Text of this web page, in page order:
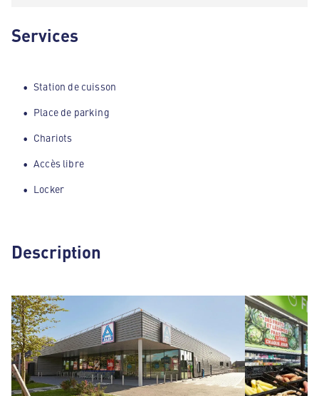
Services
Station de cuisson
Place de parking
Chariots
Accès libre
Locker
Description